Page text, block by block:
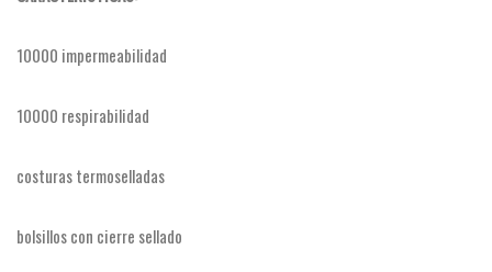
10000 impermeabilidad
10000 respirabilidad
costuras termoselladas
bolsillos con cierre sellado